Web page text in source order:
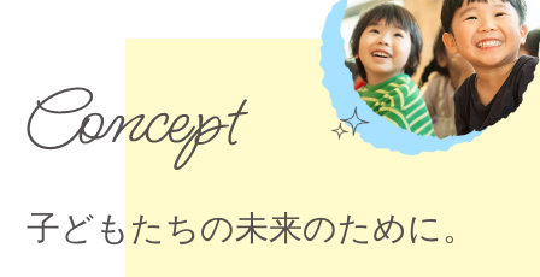
子どもたちの未来のために。